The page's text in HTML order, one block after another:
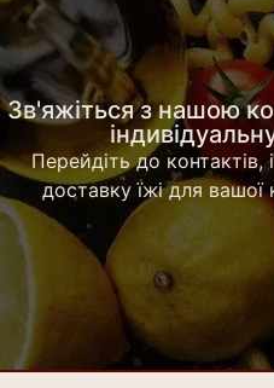
Зв'яжіться з нашою
Перейдіть до
доставку їжі для вашої